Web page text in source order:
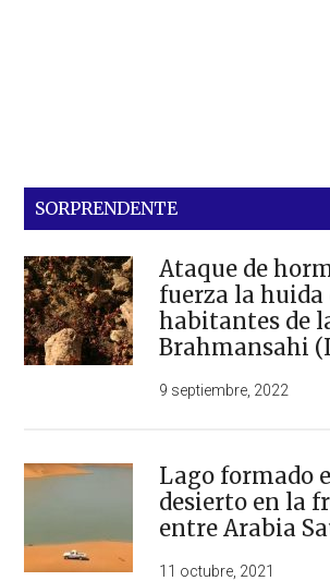
SORPRENDENTE
Ataque de
fuerza la huida
habitantes de
Brahmansahi
9 septiembre, 2022
Lago formado
desierto en la
entre Arabia
11 octubre, 2021